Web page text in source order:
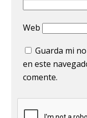
Web
Guarda mi
en este
comente.